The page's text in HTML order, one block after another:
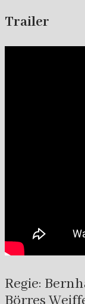
Trailer
Regie: